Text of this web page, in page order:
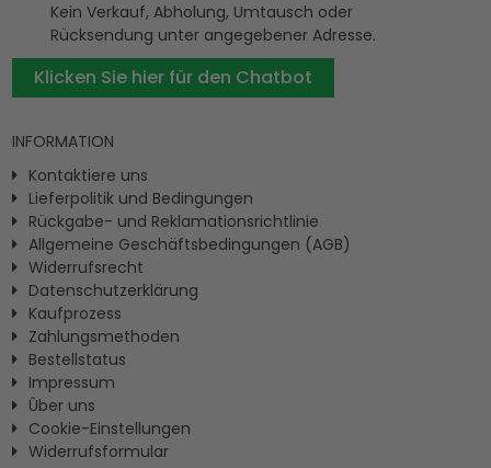
Kein Verkauf, Abholung, Umtausch oder
Rücksendung unter angegebener Adresse.
Klicken Sie hier für den Chatbot
INFORMATION
Kontaktiere uns
Lieferpolitik und Bedingungen
Rückgabe- und Reklamationsrichtlinie
Allgemeine Geschäftsbedingungen (AGB)
Widerrufsrecht
Datenschutzerklärung
Kaufprozess
Zahlungsmethoden
Bestellstatus
Impressum
Ûber uns
Cookie-Einstellungen
Widerrufsformular